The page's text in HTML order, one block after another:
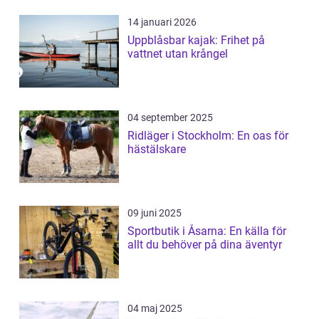
14 januari 2026
Uppblåsbar kajak: Frihet på
vattnet utan krångel
04 september 2025
Ridläger i Stockholm: En oas för
hästälskare
09 juni 2025
Sportbutik i Åsarna: En källa för
allt du behöver på dina äventyr
04 maj 2025